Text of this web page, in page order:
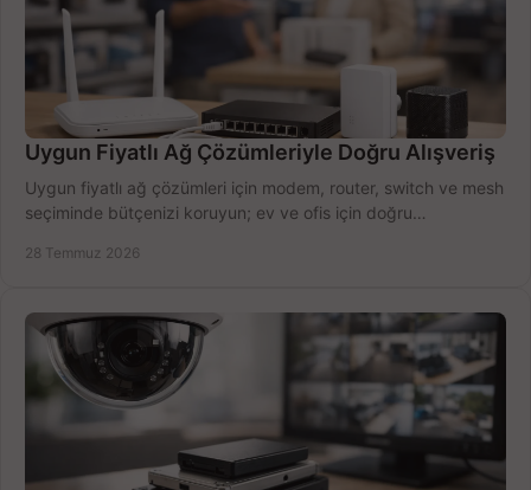
Uygun Fiyatlı Ağ Çözümleriyle Doğru Alışveriş
Uygun fiyatlı ağ çözümleri için modem, router, switch ve mesh
seçiminde bütçenizi koruyun; ev ve ofis için doğru
28 Temmuz 2026